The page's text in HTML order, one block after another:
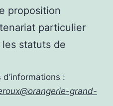
proposition
particulier
statuts de
:
grand-